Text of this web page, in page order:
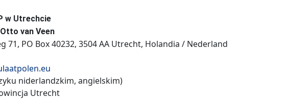
w Utrechcie
van Veen
71, PO Box 40232, 3504 AA Utrecht, Holandia / Nederland
niderlandzkim, angielskim)
Utrecht